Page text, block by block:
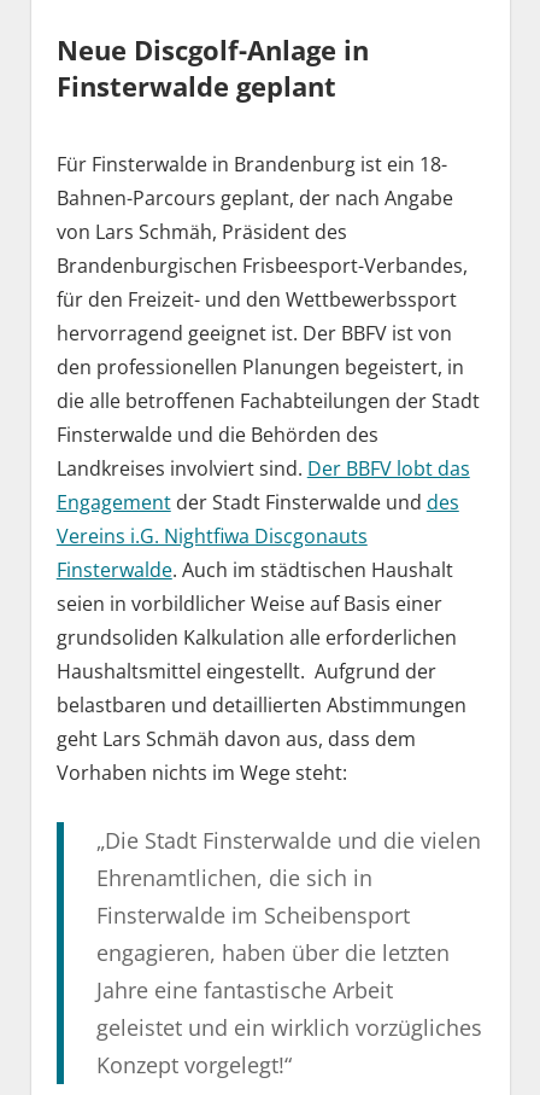
Neue Discgolf-Anlage in
Finsterwalde geplant
Für Finsterwalde in Brandenburg ist ein 18-
Bahnen-Parcours geplant, der nach Angabe
von Lars Schmäh, Präsident des
Brandenburgischen Frisbeesport-Verbandes,
für den Freizeit- und den Wettbewerbssport
hervorragend geeignet ist. Der BBFV ist von
den professionellen Planungen begeistert, in
die alle betroffenen Fachabteilungen der Stadt
Finsterwalde und die Behörden des
Landkreises involviert sind. Der BBFV lobt das
Engagementder Stadt Finsterwalde und des
Vereins i.G. Nightfiwa Discgonauts
Finsterwalde. Auch im städtischen Haushalt
seien in vorbildlicher Weise auf Basis einer
grundsoliden Kalkulation alle erforderlichen
Haushaltsmittel eingestellt. Aufgrund der
belastbaren und detaillierten Abstimmungen
geht Lars Schmäh davon aus, dass dem
Vorhaben nichts im Wege steht:
„Die Stadt Finsterwalde und die vielen
Ehrenamtlichen, die sich in
Finsterwalde im Scheibensport
engagieren, haben über die letzten
Jahre eine fantastische Arbeit
geleistet und ein wirklich vorzügliches
Konzept vorgelegt!“